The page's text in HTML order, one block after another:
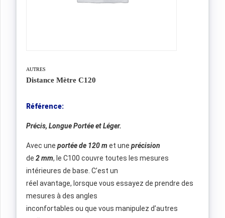
AUTRES
Distance Mètre C120
Référence:
Précis, Longue Portée et Léger.
Avec une portée de 120 m et une précision
de 2 mm, le C100 couvre toutes les mesures
intérieures de base. C’est un
réel avantage, lorsque vous essayez de prendre des
mesures à des angles
inconfortables ou que vous manipulez d’autres